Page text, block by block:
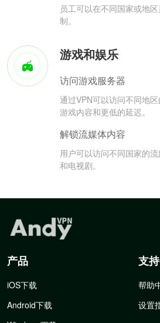
员工可以在不同国家或地
制。
游戏和娱乐
访问游戏服务器
通过VPN可以访问不同地
游戏内容和更低的延迟。
解锁流媒体内容
用户可以访问不同国家的
和电视剧。
产品
iOS下载
Android下载
支持
帮助
设置